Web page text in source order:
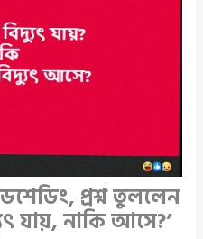
প্রশ্ন তুললেন
যায়, নাকি আসে?’